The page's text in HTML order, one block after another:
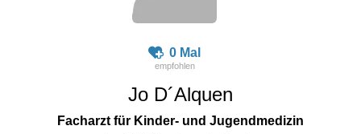
0 Mal
Jo D´Alquen
Facharzt für Kinder- und Jugendmedizin